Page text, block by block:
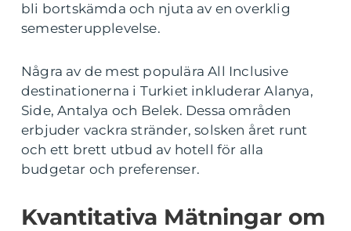
bli bortskämda och njuta av en overklig
semesterupplevelse.
Några av de mest populära All Inclusive
destinationerna i Turkiet inkluderar Alanya,
Side, Antalya och Belek. Dessa områden
erbjuder vackra stränder, solsken året runt
och ett brett utbud av hotell för alla
budgetar och preferenser.
Kvantitativa Mätningar om